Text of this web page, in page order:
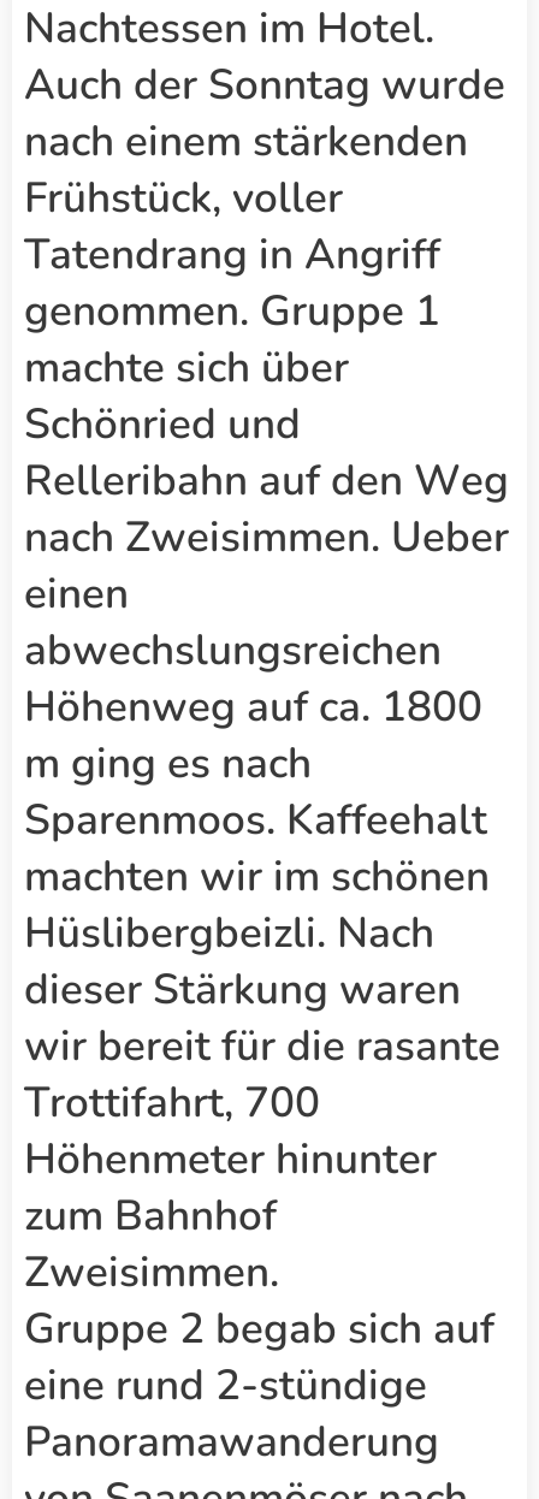
Nachtessen im Hotel.
Auch der Sonntag wurde
nach einem stärkenden
Frühstück, voller
Tatendrang in Angriff
genommen. Gruppe 1
machte sich über
Schönried und
Relleribahn auf den Weg
nach Zweisimmen. Ueber
einen
abwechslungsreichen
Höhenweg auf ca. 1800
m ging es nach
Sparenmoos. Kaffeehalt
machten wir im schönen
Hüslibergbeizli. Nach
dieser Stärkung waren
wir bereit für die rasante
Trottifahrt, 700
Höhenmeter hinunter
zum Bahnhof
Zweisimmen.
Gruppe 2 begab sich auf
eine rund 2-stündige
Panoramawanderung